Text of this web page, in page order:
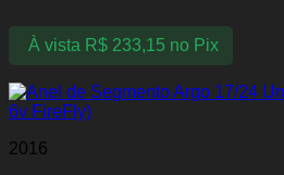
À vista R$233,15 no Pix
2016